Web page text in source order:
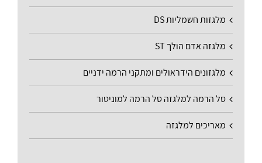
מלגזות חשמליות DS
מלגזה אדם הולך ST
מלגזונים הידראולים ומתקני הרמה ידניים
סל הרמה למלגזה סל הרמה למוניטור
מאריכים למלגזה